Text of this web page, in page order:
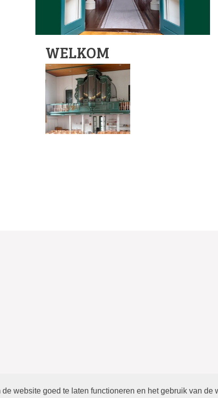
website goed te laten functioneren en het gebruik van de
WELKOM